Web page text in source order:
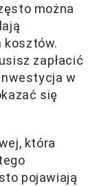
można
kosztów.
zapłacić
w
się
która
pojawiają